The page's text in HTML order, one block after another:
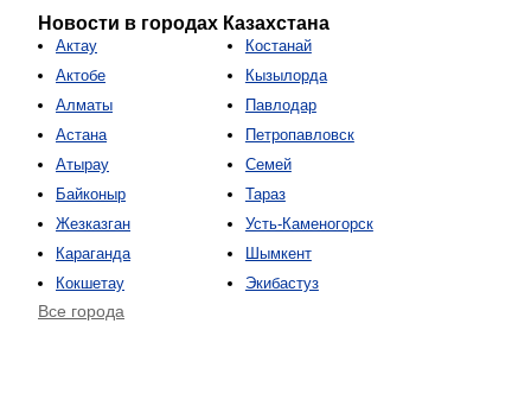
Новости в городах Казахстана
Актау
Актобе
Алматы
Астана
Атырау
Байконыр
Жезказган
Караганда
Кокшетау
Костанай
Кызылорда
Павлодар
Петропавловск
Семей
Тараз
Усть-Каменогорск
Шымкент
Экибастуз
Все города